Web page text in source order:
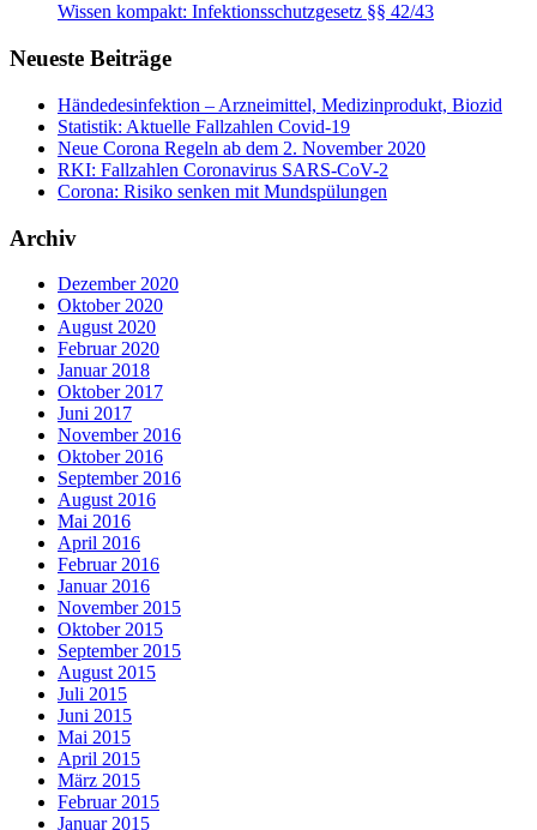
Wissen kompakt: Infektionsschutzgesetz §§ 42/43
Neueste Beiträge
Händedesinfektion – Arzneimittel, Medizinprodukt, Biozid
Statistik: Aktuelle Fallzahlen Covid-19
Neue Corona Regeln ab dem 2. November 2020
RKI: Fallzahlen Coronavirus SARS-CoV-2
Corona: Risiko senken mit Mundspülungen
Archiv
Dezember 2020
Oktober 2020
August 2020
Februar 2020
Januar 2018
Oktober 2017
Juni 2017
November 2016
Oktober 2016
September 2016
August 2016
Mai 2016
April 2016
Februar 2016
Januar 2016
November 2015
Oktober 2015
September 2015
August 2015
Juli 2015
Juni 2015
Mai 2015
April 2015
März 2015
Februar 2015
Januar 2015